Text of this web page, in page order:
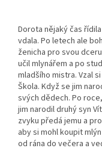
Dorota nějaký čas
vdala. Po letech ale
ženicha pro svou
učil mlynářem a po
mladšího mistra. Vzal
Škola. Když se jim
svých dědech. Po
jim narodil druhý syn
zvyku předá jemu a
aby si mohl koupit
od rána do večera a